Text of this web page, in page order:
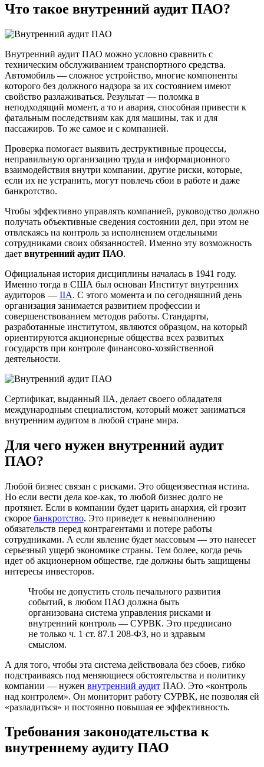
Что такое внутренний аудит ПАО?
Внутренний аудит ПАО можно условно сравнить с
техническим обслуживанием транспортного средства.
Автомобиль — сложное устройство, многие компоненты
которого без должного надзора за их состоянием имеют
свойство разлаживаться. Результат — поломка в
неподходящий момент, а то и авария, способная привести к
фатальным последствиям как для машины, так и для
пассажиров. То же самое и с компанией.
Проверка помогает выявить деструктивные процессы,
неправильную организацию труда и информационного
взаимодействия внутри компании, другие риски, которые,
если их не устранить, могут повлечь сбои в работе и даже
банкротство.
Чтобы эффективно управлять компанией, руководство должно
получать объективные сведения состоянии дел, при этом не
отвлекаясь на контроль за исполнением отдельными
сотрудниками своих обязанностей. Именно эту возможность
дает внутренний аудит ПАО.
Официальная история дисциплины началась в 1941 году.
Именно тогда в США был основан Институт внутренних
аудиторов — IIA. С этого момента и по сегодняшний день
организация занимается развитием профессии и
совершенствованием методов работы. Стандарты,
разработанные институтом, являются образцом, на который
ориентируются акционерные общества всех развитых
государств при контроле финансово-хозяйственной
деятельности.
Сертификат, выданный IIA, делает своего обладателя
международным специалистом, который может заниматься
внутренним аудитом в любой стране мира.
Для чего нужен внутренний аудит
ПАО?
Любой бизнес связан с рисками. Это общеизвестная истина.
Но если вести дела кое-как, то любой бизнес долго не
протянет. Если в компании будет царить анархия, ей грозит
скорое банкротство. Это приведет к невыполнению
обязательств перед контрагентами и потере работы
сотрудниками. А если явление будет массовым — это нанесет
серьезный ущерб экономике страны. Тем более, когда речь
идет об акционерном обществе, где должны быть защищены
интересы инвесторов.
Чтобы не допустить столь печального развития
событий, в любом ПАО должна быть
организована система управления рисками и
внутренний контроль — СУРВК. Это предписано
не только ч. 1 ст. 87.1 208-ФЗ, но и здравым
смыслом.
А для того, чтобы эта система действовала без сбоев, гибко
подстраиваясь под меняющиеся обстоятельства и политику
компании — нужен внутренний аудит ПАО. Это «контроль
над контролем». Он мониторит работу СУРВК, не позволяя ей
«разладиться» и постоянно повышая ее эффективность.
Требования законодательства к
внутреннему аудиту ПАО